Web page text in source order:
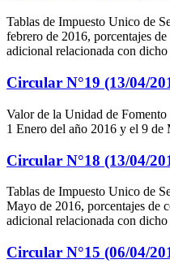
Tablas de Impuesto Unico de
febrero de 2016, porcentajes
adicional relacionada con
Circular N°19 (13/04/
Valor de la Unidad de
1 Enero del año 2016 y el 9 de
Circular N°18 (13/04/
Tablas de Impuesto Unico de
Mayo de 2016, porcentajes de
adicional relacionada con
Circular N°15 (06/04/